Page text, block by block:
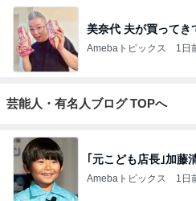
美奈代 夫が買ってき
Amebaトピックス 1日
芸能人・有名人ブログ TOPへ
｢元こども店長｣加藤
Amebaトピックス 1日